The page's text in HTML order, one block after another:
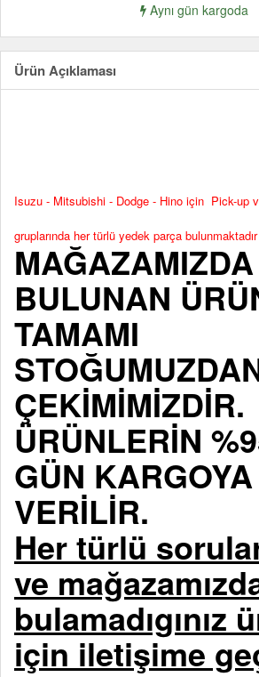
Aynı gün kargoda
Ürün Açıklaması
Isuzu - Mitsubishi - Dodge - Hino için Pick-up
gruplarında her türlü yedek parça bulunmaktadır
MAĞAZAMIZDA
BULUNAN
TAMAMI
ÇEKİMİMİZDİR.
ÜRÜNLERİN
GÜN KARGOYA
VERİLİR.
Her türlü
ve
bulamadıgınız
için iletişime